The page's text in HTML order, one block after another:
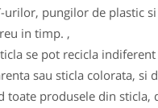
urilor, pungilor de plastic
in timp. ,
se pot recicla
sau sticla colorata, si
toate produsele din sticla,